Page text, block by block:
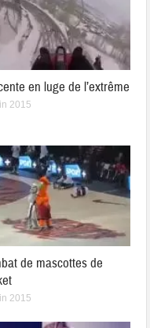
en luge de l’extrême
2015
de mascottes de
2015